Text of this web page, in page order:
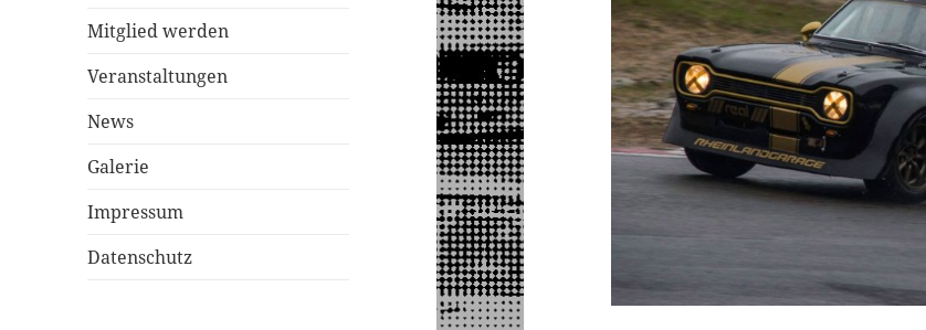
Mitglied werden
Veranstaltungen
News
Galerie
Impressum
Datenschutz